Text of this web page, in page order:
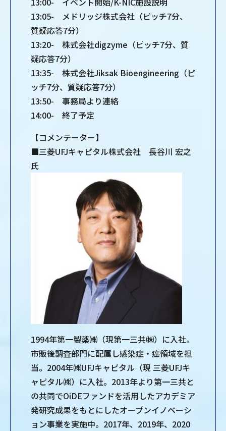
13:05- メドリッジ株式会社（ピッチ7分、
質疑応答7分）
13:20- 株式会社digzyme（ピッチ7分、質
疑応答7分）
13:35- 株式会社Jiksak Bioengineering（ピ
ッチ7分、質疑応答7分）
13:50- 事務局より連絡
14:00- 終了予定
【コメンテーター】
■三菱UFJキャピタル株式会社 長谷川 宏之
氏
1994年第一製薬㈱（現第一三共㈱）に入社。
市販後調査部門に配属し感染症・癌領域を担
当。2004年㈱UFJキャピタル（現 三菱UFJキ
ャピタル㈱）に入社。2013年より第一三共と
の共同でOiDEファンドを活用したアカデミア
発研究成果をもとにしたオープンイノベーシ
ョン事業を実施中。2017年、2019年、2020